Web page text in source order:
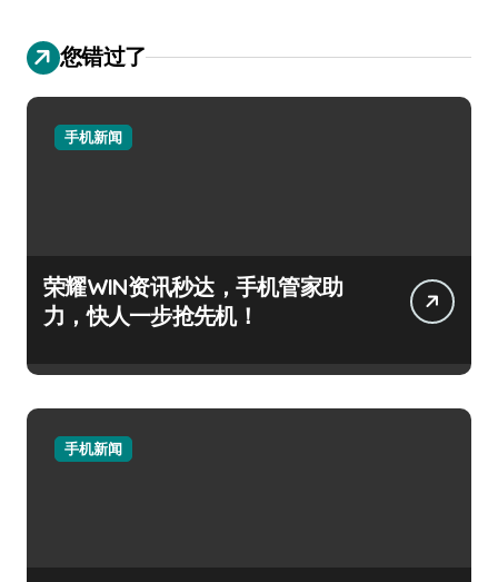
您错过了
手机新闻
荣耀WIN资讯秒达，手机管家助
力，快人一步抢先机！
手机新闻